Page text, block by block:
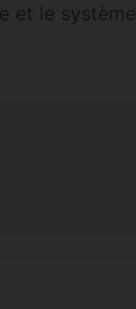
et le système